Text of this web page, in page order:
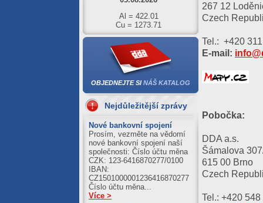
267 12
Czech
Tel.: +420
E-mail:
Pobočka:
DDA a.s.
Šámalova
615 00 Brno
Czech
Tel.: +420
Cu = 1273.71
04.08.2026
Al = 420.89
Cu = 1250.39
03.08.2026
Al = 411.21
Cu = 1245.59
Al = 422.51
Cu = 1243.10
OBJEDNEJTE SINÁŠ KATALOG
Nejdůležitější zprávy
Nové bankovní spojení
Prosím, vezměte na vědomí
nové bankovní spojení naší
společnosti: Číslo účtu měna
CZK: 123-6416870277/0100
IBAN:
CZ1501000001236416870277
Číslo účtu měna...
Více >